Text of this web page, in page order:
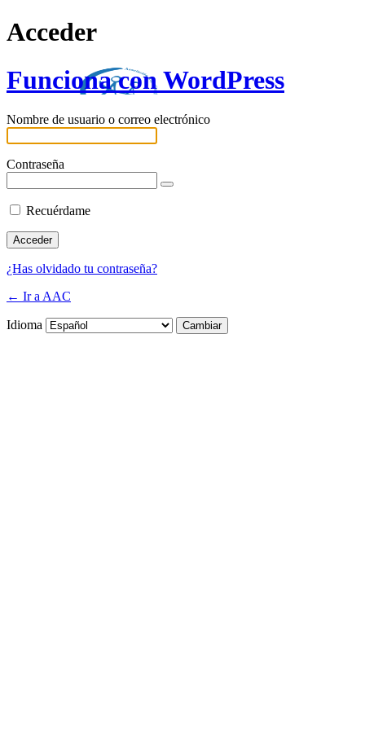
Acceder
Funciona con WordPress
Nombre de usuario o correo electrónico
Contraseña
Recuérdame
¿Has olvidado tu contraseña?
← Ir a AAC
Idioma